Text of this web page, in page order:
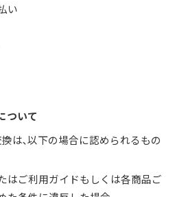
い
ついて
は､以下の場合に認められるもの
はご利用ガイドもしくは各商品ご